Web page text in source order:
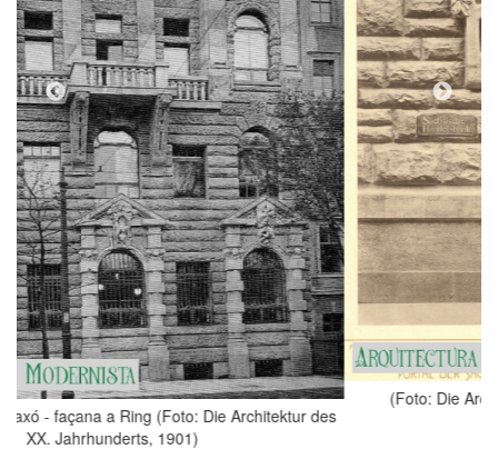
des
(Foto: Die Architektur der neuen freien Schule, 1901)